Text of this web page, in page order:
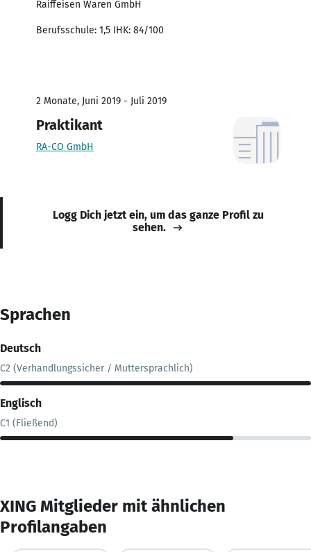
Raiffeisen Waren GmbH
Berufsschule: 1,5 IHK: 84/100
2 Monate, Juni 2019 - Juli 2019
Praktikant
RA-CO GmbH
Logg Dich jetzt ein, um das ganze Profil zu
sehen.
Sprachen
Deutsch
C2 (Verhandlungssicher / Muttersprachlich)
Englisch
C1 (Fließend)
XING Mitglieder mit ähnlichen
Profilangaben